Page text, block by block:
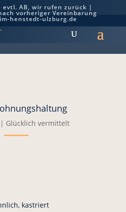
evtl. AB, wir rufen zurück |
vorheriger Vereinbarung
henstedt-ulzburg.de
Glücklich vermittelt
kastriert